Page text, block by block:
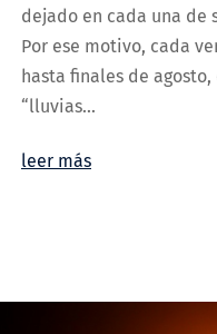
dejado en cada una de
Por ese motivo, cada
hasta finales de
“lluvias...
leer más